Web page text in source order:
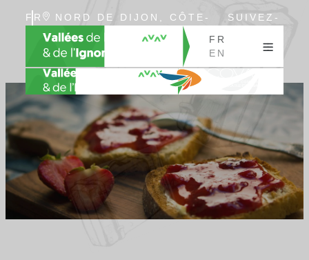
FR
EN
NORD DE DIJON, CÔTE-
D’OR, BOURGOGNE
SUIVEZ-
FR
EN